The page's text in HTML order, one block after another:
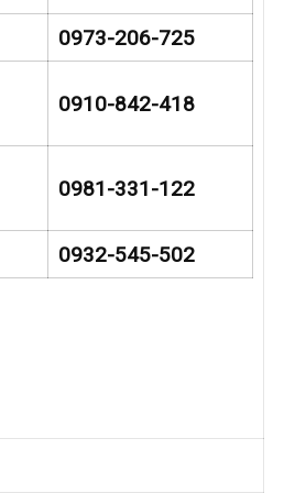
0973-206-725
0910-842-418
0981-331-122
0932-545-502